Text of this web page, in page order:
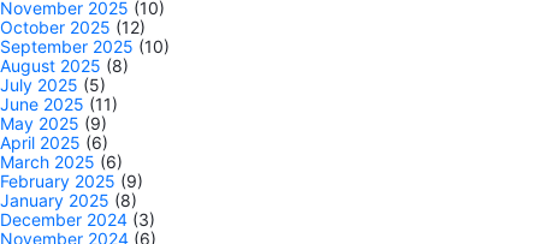
November 2025 (10)
October 2025 (12)
September 2025 (10)
August 2025 (8)
July 2025 (5)
June 2025 (11)
May 2025 (9)
April 2025 (6)
March 2025 (6)
February 2025 (9)
January 2025 (8)
December 2024 (3)
November 2024 (6)